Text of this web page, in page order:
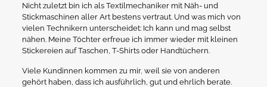
Nicht zuletzt bin ich als Textilmechaniker mit Näh- und
Stickmaschinen aller Art bestens vertraut. Und was mich von
vielen Technikern unterscheidet: Ich kann und mag selbst
nähen. Meine Töchter erfreue ich immer wieder mit kleinen
Stickereien auf Taschen, T-Shirts oder Handtüchern.
Viele Kundinnen kommen zu mir, weil sie von anderen
gehört haben, dass ich ausführlich, gut und ehrlich berate.